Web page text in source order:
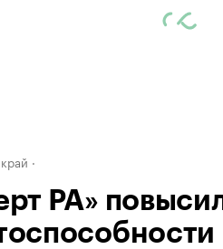
РА»